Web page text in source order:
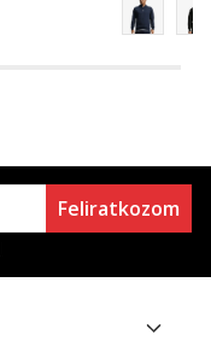
Feliratkozom